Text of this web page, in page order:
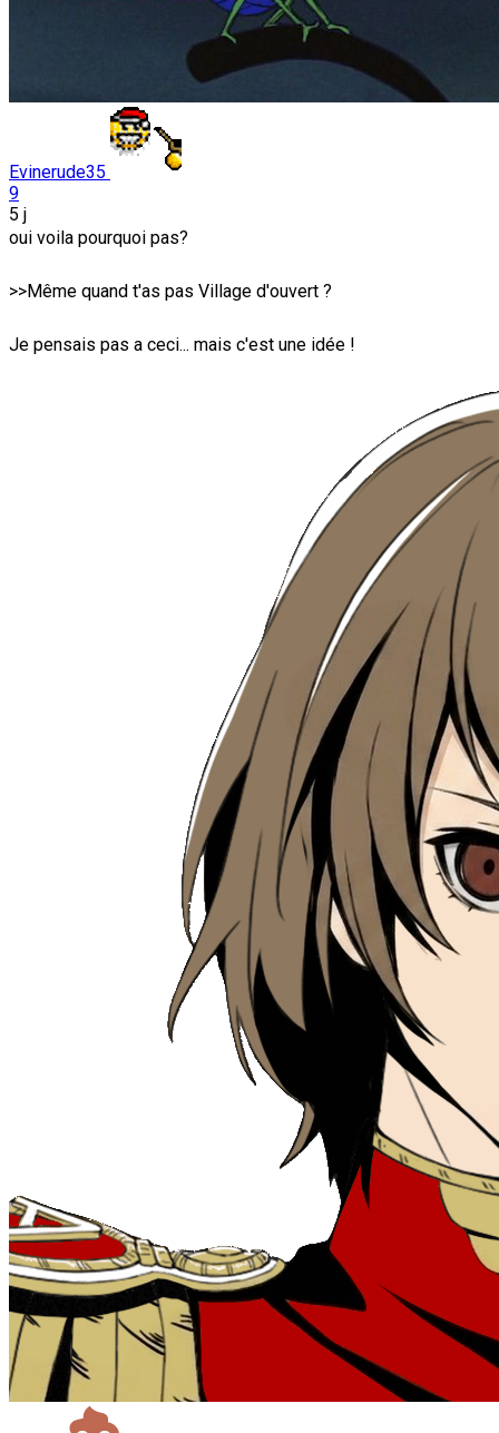
Evinerude35
9
5 j
oui voila pourquoi pas?
>>Même quand t'as pas Village d'ouvert ?
Je pensais pas a ceci... mais c'est une idée !